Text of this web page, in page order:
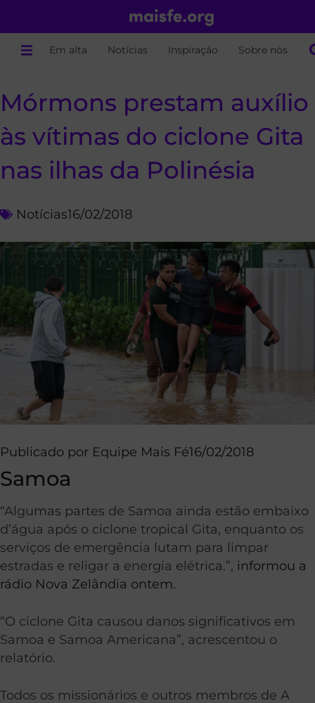
Em alta Notícias Inspiração Sobre nós
Mórmons prestam auxílio
às vítimas do ciclone Gita
nas ilhas da Polinésia
Notícias16/02/2018
Publicado por Equipe Mais Fé16/02/2018
Samoa
“Algumas partes de Samoa ainda estão embaixo
d’água após o ciclone tropical Gita, enquanto os
serviços de emergência lutam para limpar
estradas e religar a energia elétrica.”, informou a
rádio Nova Zelândia ontem.
“O ciclone Gita causou danos significativos em
Samoa e Samoa Americana”, acrescentou o
relatório.
Todos os missionários e outros membros de A